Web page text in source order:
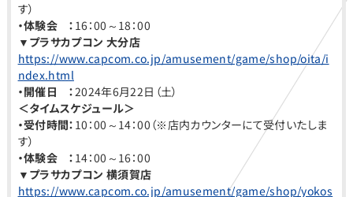
す）
・体験会 ： 16：00～18：00
▼ プラサカプコン 大分店
https://www.capcom.co.jp/amusement/game/shop/oita/i
ndex.html
・開催日 ：2024年6月22日（土）
＜タイムスケジュール＞
・受付時間： 10：00～14：00（※店内カウンターにて受付いたしま
す）
・体験会 ： 14：00～16：00
▼ プラサカプコン 横須賀店
https://www.capcom.co.jp/amusement/game/shop/yokos